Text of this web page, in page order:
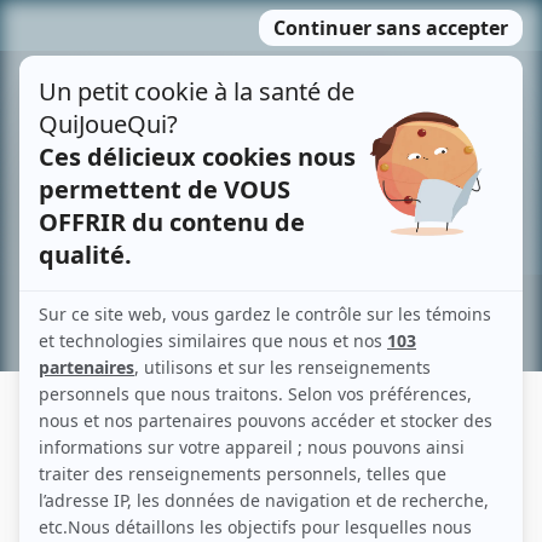
MENU
contenu
Recherche avancée »
MARIE-CLAUDE TRÉPANIER
Liens
Fiche de Marie-Claude Trépanier sur Showbizz.net